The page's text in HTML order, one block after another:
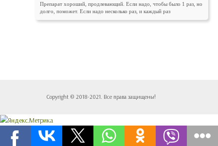
Препарат хороший, продлевающий. Если надо, чтобы было 1 раз, но
долго, поможет. Если надо несколько раз, и каждый раз
Copyright © 2018-2021. Все права защищены!